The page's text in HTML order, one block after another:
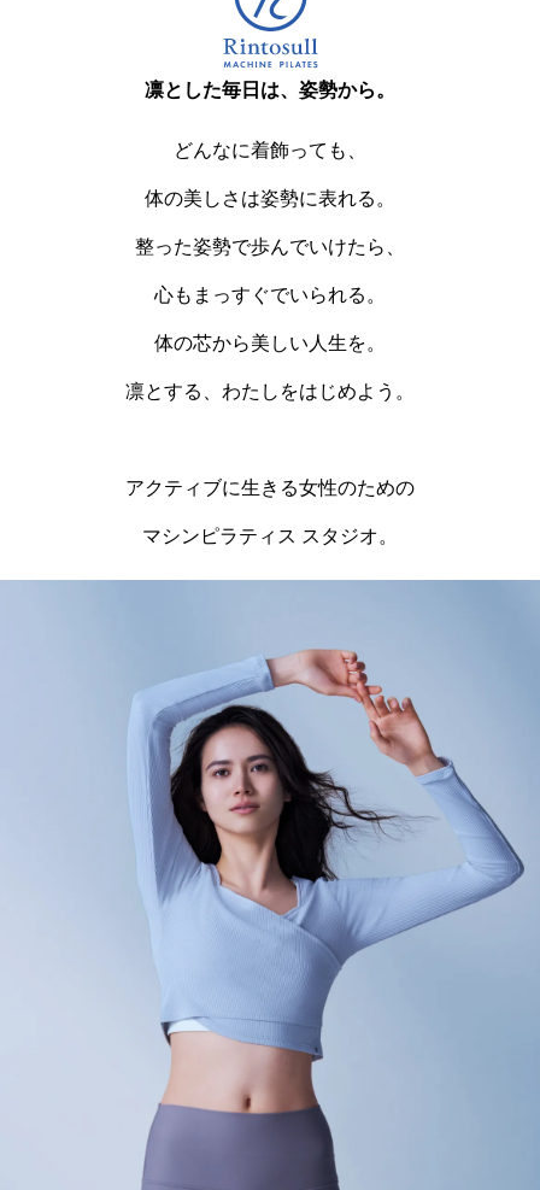
凛とした毎日は、姿勢から。
どんなに着飾っても、
体の美しさは姿勢に表れる。
整った姿勢で歩んでいけたら、
心もまっすぐでいられる。
体の芯から美しい人生を。
凛とする、わたしをはじめよう。
アクティブに生きる女性のための
マシンピラティス スタジオ。